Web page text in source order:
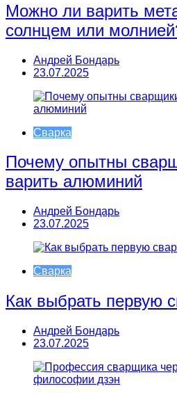
Можно ли варить
солнцем или
Андрей Бондарь
23.07.2025
Сварка
Почему опытны
варить алюминий
Андрей Бондарь
23.07.2025
Сварка
Как выбрать первую
Андрей Бондарь
23.07.2025